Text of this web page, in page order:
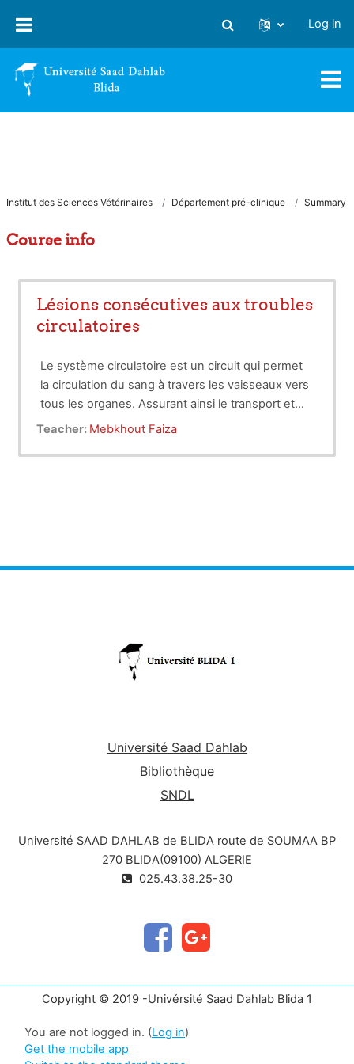
Toggle search input
Log in
Institut des Sciences Vétérinaires Département pré-clinique Summary
Course info
Lésions consécutives aux troubles
circulatoires
Le système circulatoire est un circuit qui permet
la circulation du sang à travers les vaisseaux vers
tous les organes. Assurant ainsi le transport et
l'échange interne des nutriments et de l’oxygène
comprend :
nécessite l'intégrité de l'ensemble
Teacher: Mebkhout Faiza
Université Saad Dahlab
Bibliothèque
SNDL
Université SAAD DAHLAB de BLIDA route de SOUMAA BP
270 BLIDA(09100) ALGERIE
025.43.38.25-30
Copyright © 2019 -Univérsité Saad Dahlab Blida 1
You are not logged in. (Log in)
Get the mobile app